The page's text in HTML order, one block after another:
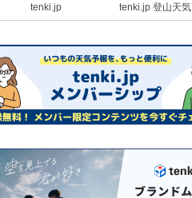
tenki.jp tenki.jp 登山天気